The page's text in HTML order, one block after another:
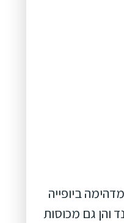
ביופייה
והן גם מכוסות